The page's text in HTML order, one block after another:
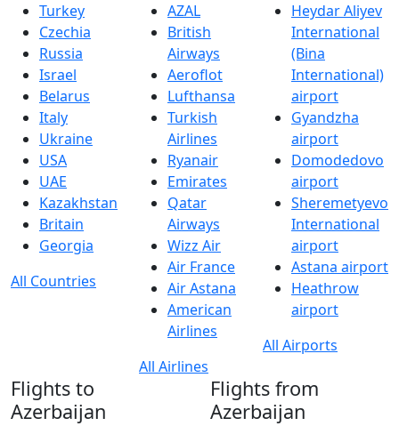
Turkey
Czechia
Russia
Israel
Belarus
Italy
Ukraine
USA
UAE
Kazakhstan
Britain
Georgia
All Countries
AZAL
British
Airways
Aeroflot
Lufthansa
Turkish
Airlines
Ryanair
Emirates
Qatar
Airways
Wizz Air
Air France
Air Astana
American
Airlines
All Airlines
Heydar Aliyev
International
(Bina
International)
airport
Gyandzha
airport
Domodedovo
airport
Sheremetyevo
International
airport
Astana airport
Heathrow
airport
All Airports
Flights to
Azerbaijan
Flights from
Azerbaijan